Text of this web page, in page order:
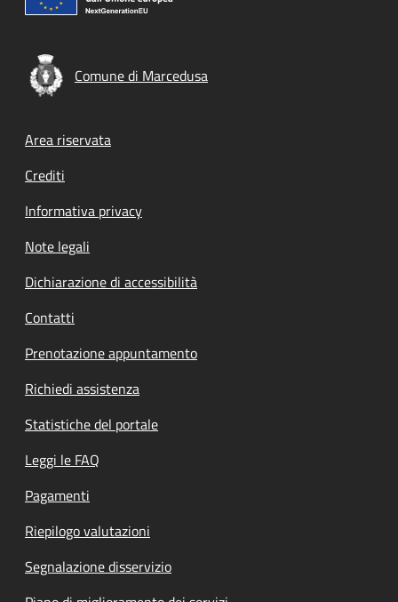
Comune di Marcedusa
Footer menu
Area riservata
Crediti
Informativa privacy
Note legali
Dichiarazione di accessibilità
Contatti
Prenotazione appuntamento
Richiedi assistenza
Statistiche del portale
Leggi le FAQ
Pagamenti
Riepilogo valutazioni
Segnalazione disservizio